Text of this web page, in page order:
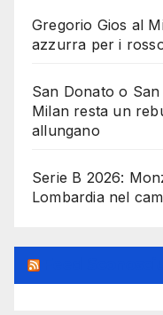
Gregorio Gios al
azzurra per i
San Donato o
Milan resta un
allungano
Serie B 2026:
Lombardia nel